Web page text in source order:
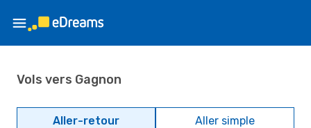
Vols vers Gagnon
Aller-retour Aller simple